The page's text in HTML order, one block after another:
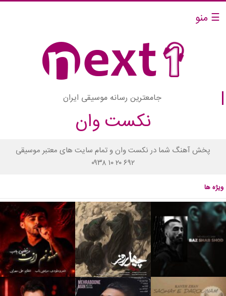
☰ منو
جامعترین رسانه موسیقی ایران
نکست وان
پخش آهنگ شما در نکست وان و تمام سایت های معتبر موسیقی
۰۹۳۸ ۱۰ ۲۰ ۶۹۲
ویژه ها